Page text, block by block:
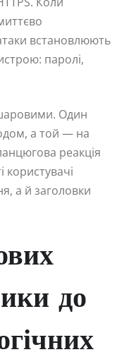
встановлюють
паролі,
Один
а той — на
реакція
користувачі
а й заголовки
до